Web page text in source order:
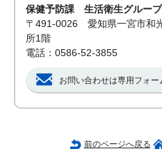
保健予防課 生活衛生グループ
〒491-0026 愛知県一宮市和
所1階
電話：0586-52-3855
お問い合わせは専用フォー
前のページへ戻る